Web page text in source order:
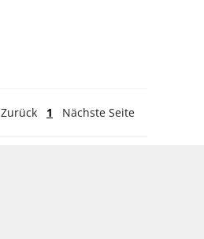
Zurück 1 Nächste Seite